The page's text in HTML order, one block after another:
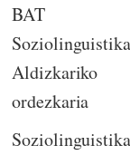
BAT
Aldizkariko
ordezkaria